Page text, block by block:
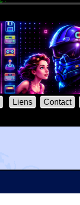
Liens Contact